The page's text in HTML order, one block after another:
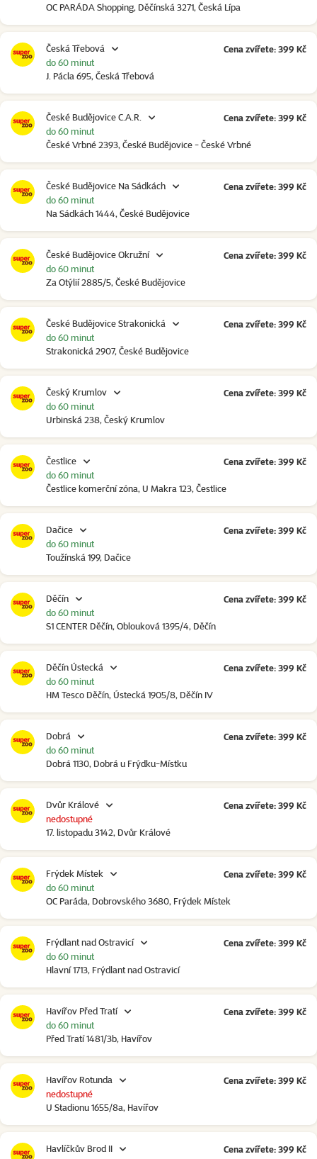
OC PARÁDA Shopping, Děčínská 3271, Česká Lípa
Česká Třebová
J. Pácla 695, Česká Třebová
do 60 minut
Cena zvířete: 399 Kč
České Budějovice C.A.R.
České Vrbné 2393, České Budějovice - České Vrbné
do 60 minut
Cena zvířete: 399 Kč
České Budějovice Na Sádkách
Na Sádkách 1444, České Budějovice
do 60 minut
Cena zvířete: 399 Kč
České Budějovice Okružní
Za Otýlií 2885/5, České Budějovice
do 60 minut
Cena zvířete: 399 Kč
České Budějovice Strakonická
Strakonická 2907, České Budějovice
do 60 minut
Cena zvířete: 399 Kč
Český Krumlov
Urbinská 238, Český Krumlov
do 60 minut
Cena zvířete: 399 Kč
Čestlice
Čestlice komerční zóna, U Makra 123, Čestlice
do 60 minut
Cena zvířete: 399 Kč
Dačice
Toužínská 199, Dačice
do 60 minut
Cena zvířete: 399 Kč
Děčín
S1 CENTER Děčín, Oblouková 1395/4, Děčín
do 60 minut
Cena zvířete: 399 Kč
Děčín Ústecká
HM Tesco Děčín, Ústecká 1905/8, Děčín IV
do 60 minut
Cena zvířete: 399 Kč
Dobrá
Dobrá 1130, Dobrá u Frýdku-Místku
do 60 minut
Cena zvířete: 399 Kč
Dvůr Králové
17. listopadu 3142, Dvůr Králové
nedostupné
Cena zvířete: 399 Kč
Frýdek Místek
OC Paráda, Dobrovského 3680, Frýdek Místek
do 60 minut
Cena zvířete: 399 Kč
Frýdlant nad Ostravicí
Hlavní 1713, Frýdlant nad Ostravicí
do 60 minut
Cena zvířete: 399 Kč
Havířov Před Tratí
Před Tratí 1481/3b, Havířov
do 60 minut
Cena zvířete: 399 Kč
Havířov Rotunda
U Stadionu 1655/8a, Havířov
nedostupné
Cena zvířete: 399 Kč
Havlíčkův Brod II
Cena zvířete: 399 Kč